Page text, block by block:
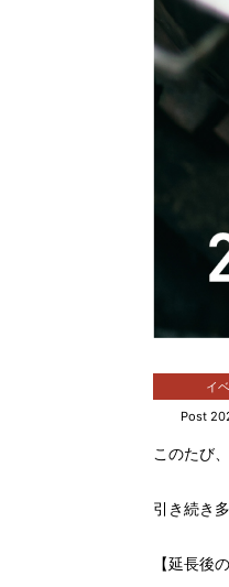
イ
Post
このたび
引き続き
【延長後